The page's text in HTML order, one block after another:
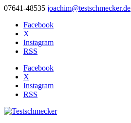
07641-48535 joachim@testschmecker.de
Facebook
X
Instagram
RSS
Facebook
X
Instagram
RSS